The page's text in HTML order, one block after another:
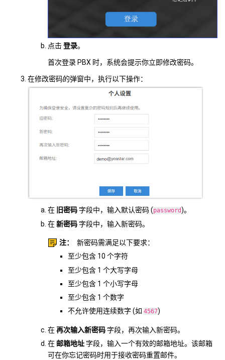
点击登录。
首次登录 PBX 时，系统会提示你立即修改密码。
在修改密码的弹窗中，执行以下操作：
在 旧密码 字段中，输入默认密码 (password)。
在新密码 字段中，输入新密码。
注：
新密码需满足以下要求：
至少包含 10 个字符
至少包含 1 个大写字母
至少包含 1 个小写字母
至少包含 1 个数字
不允许使用连续数字 (如 4567)
在再次输入新密码 字段，再次输入新密码。
在 邮箱地址 字段，输入一个有效的邮箱地址。该邮箱
可在你忘记密码时用于接收密码重置邮件。